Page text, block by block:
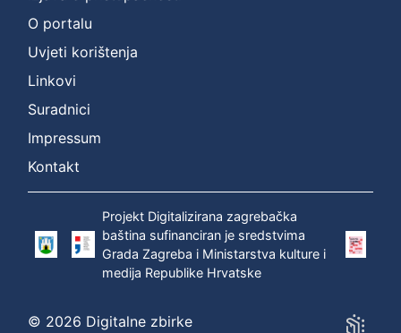
O portalu
Uvjeti korištenja
Linkovi
Suradnici
Impressum
Kontakt
Projekt Digitalizirana zagrebačka
baština sufinanciran je sredstvima
Grada Zagreba i Ministarstva kulture i
medija Republike Hrvatske
© 2026 Digitalne zbirke